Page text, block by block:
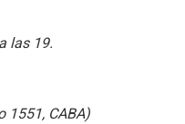
las 19.
1551, CABA)